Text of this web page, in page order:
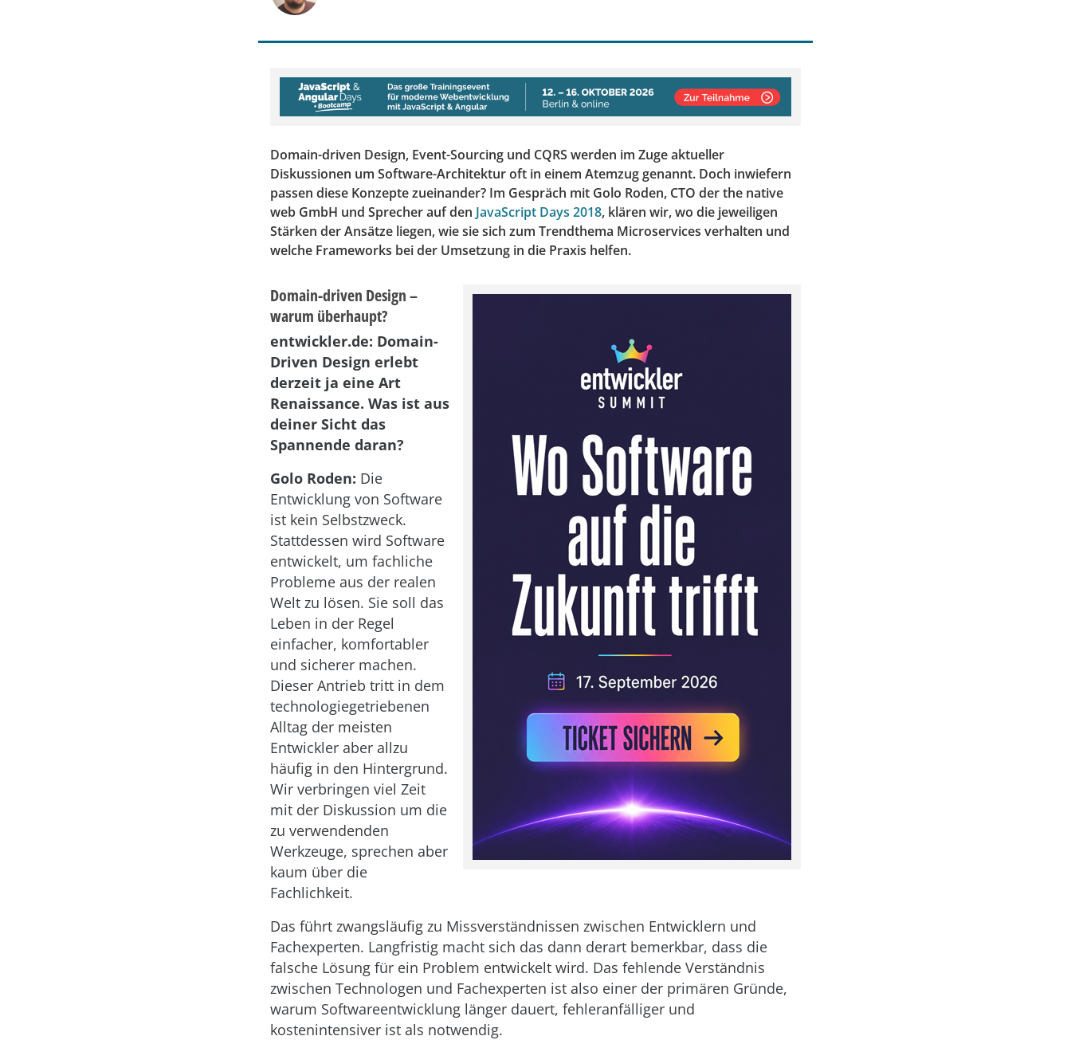
Domain-driven Design, Event-Sourcing und CQRS werden im Zuge aktueller
Diskussionen um Software-Architektur oft in einem Atemzug genannt. Doch inwiefern
passen diese Konzepte zueinander? Im Gespräch mit Golo Roden, CTO der the native
web GmbH und Sprecher auf den JavaScript Days 2018, klären wir, wo die jeweiligen
Stärken der Ansätze liegen, wie sie sich zum Trendthema Microservices verhalten und
welche Frameworks bei der Umsetzung in die Praxis helfen.
Domain-driven Design –
warum überhaupt?
entwickler.de: Domain-
Driven Design erlebt
derzeit ja eine Art
Renaissance. Was ist aus
deiner Sicht das
Spannende daran?
Golo Roden: Die
Entwicklung von Software
ist kein Selbstzweck.
Stattdessen wird Software
entwickelt, um fachliche
Probleme aus der realen
Welt zu lösen. Sie soll das
Leben in der Regel
einfacher, komfortabler
und sicherer machen.
Dieser Antrieb tritt in dem
technologiegetriebenen
Alltag der meisten
Entwickler aber allzu
häufig in den Hintergrund.
Wir verbringen viel Zeit
mit der Diskussion um die
zu verwendenden
Werkzeuge, sprechen aber
kaum über die
Fachlichkeit.
Das führt zwangsläufig zu Missverständnissen zwischen Entwicklern und
Fachexperten. Langfristig macht sich das dann derart bemerkbar, dass die
falsche Lösung für ein Problem entwickelt wird. Das fehlende Verständnis
zwischen Technologen und Fachexperten ist also einer der primären Gründe,
warum Softwareentwicklung länger dauert, fehleranfälliger und
kostenintensiver ist als notwendig.